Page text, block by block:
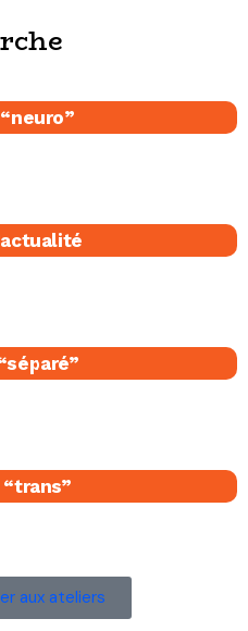
aux ateliers